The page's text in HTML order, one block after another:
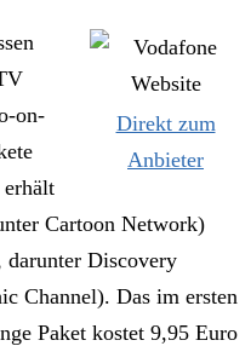
Direkt zum
Anbieter
on-
Cartoon Network)
darunter Discovery
Channel). Das im ersten
Paket kostet 9,95 Euro